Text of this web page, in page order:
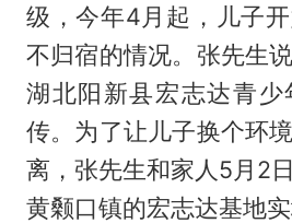
级，今年4月起，儿子
不归宿的情况。张先生
湖北阳新县宏志达青
传。为了让儿子换个环
离，张先生和家人5月2
黄颡口镇的宏志达基地实